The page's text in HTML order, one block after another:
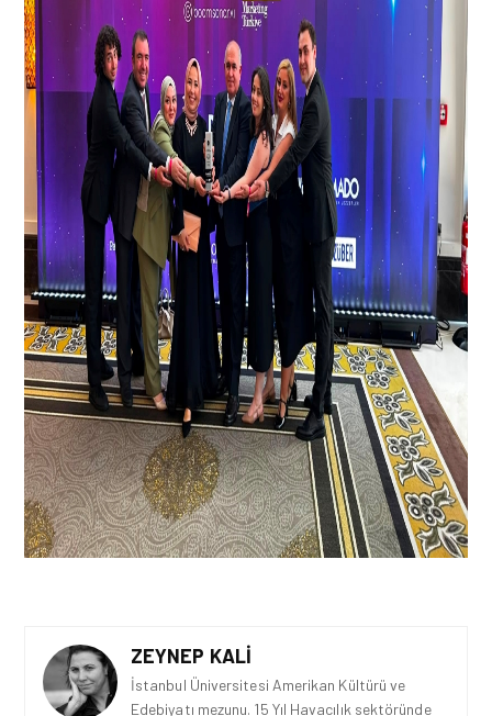
ZEYNEP KALI
İstanbul Üniversitesi Amerikan Kültürü ve
Edebiyatı mezunu. 15 Yıl Havacılık sektöründe